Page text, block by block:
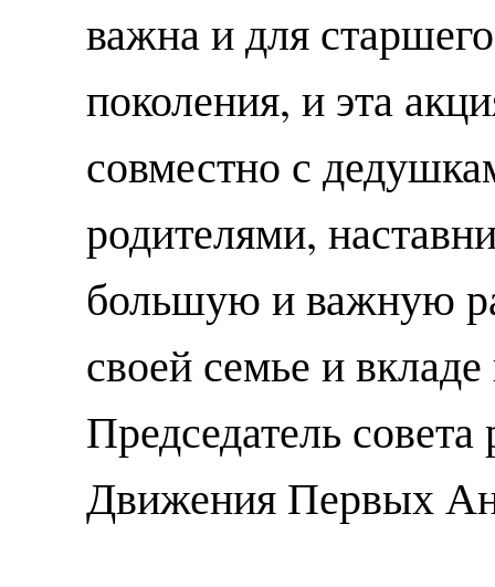
важна и для
поколения, и эта
совместно с
родителями,
большую и важную
своей семье и
Председатель
Движения Первых